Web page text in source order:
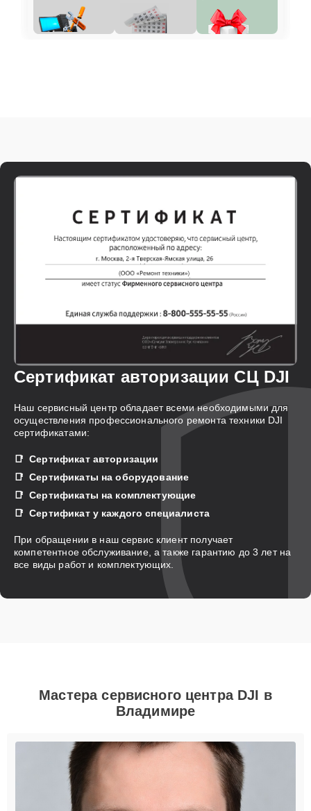
Сертификат авторизации СЦ DJI
Наш сервисный центр обладает всеми необходимыми для
осуществления профессионального ремонта техники DJI
сертификатами:
Сертификат авторизации
Сертификаты на оборудование
Сертификаты на комплектующие
Сертификат у каждого специалиста
При обращении в наш сервис клиент получает
компетентное обслуживание, а также гарантию до 3 лет на
все виды работ и комплектующих.
Мастера сервисного центра DJI в
Владимире